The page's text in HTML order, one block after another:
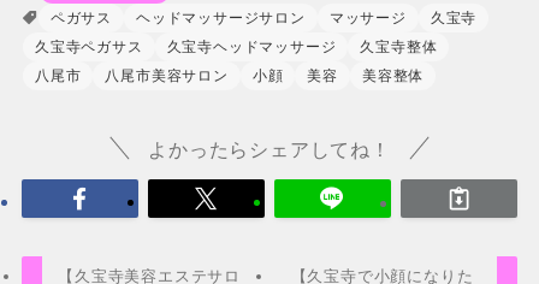
ペガサス
ヘッドマッサージサロン マッサージ
久宝寺
久宝寺ペガサス
久宝寺ヘッドマッサージ
久宝寺整体
八尾市
八尾市美容サロン 小顔 美容 美容整体
よかったらシェアしてね！
【久宝寺美容エステサロ 【久宝寺で小顔になりた